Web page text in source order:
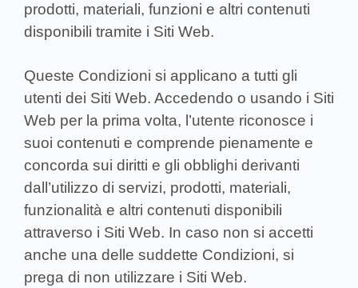
prodotti, materiali, funzioni e altri contenuti
disponibili tramite i Siti Web.
Queste Condizioni si applicano a tutti gli
utenti dei Siti Web. Accedendo o usando i Siti
Web per la prima volta, l’utente riconosce i
suoi contenuti e comprende pienamente e
concorda sui diritti e gli obblighi derivanti
dall’utilizzo di servizi, prodotti, materiali,
funzionalità e altri contenuti disponibili
attraverso i Siti Web. In caso non si accetti
anche una delle suddette Condizioni, si
prega di non utilizzare i Siti Web.